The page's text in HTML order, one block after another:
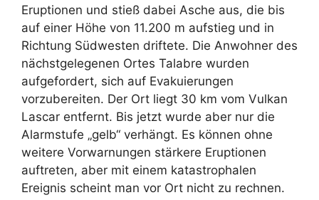
Eruptionen und stieß dabei Asche aus, die bis
auf einer Höhe von 11.200 m aufstieg und in
Richtung Südwesten driftete. Die Anwohner des
nächstgelegenen Ortes Talabre wurden
aufgefordert, sich auf Evakuierungen
vorzubereiten. Der Ort liegt 30 km vom Vulkan
Lascar entfernt. Bis jetzt wurde aber nur die
Alarmstufe „gelb“ verhängt. Es können ohne
weitere Vorwarnungen stärkere Eruptionen
auftreten, aber mit einem katastrophalen
Ereignis scheint man vor Ort nicht zu rechnen.